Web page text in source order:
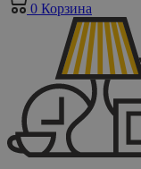
0 Корзина